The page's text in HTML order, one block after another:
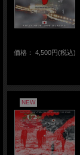
価格： 4,500円(税込)
NEW